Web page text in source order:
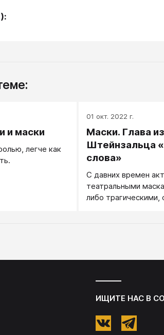
):
и маски
легче как
01 окт. 2022 г.
Маски. Глава
Штейнзальца
слова»
С давних времен
театральными
либо трагическими,
ИЩИТЕ НАС В